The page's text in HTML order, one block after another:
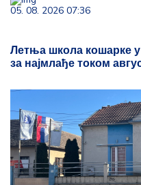
05. 08. 2026 07:36
Летња школа кошарке
за најмлађе током